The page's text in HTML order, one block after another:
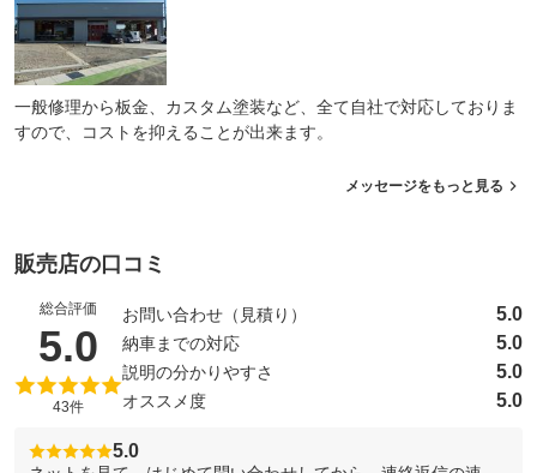
一般修理から板金、カスタム塗装など、全て自社で対応しておりま
すので、コストを抑えることが出来ます。
メッセージをもっと見る
販売店の口コミ
総合評価
5.0 （5点満点中）
43件
お問い合わせ（見積り） 5.0
納車までの対応 5.0
説明の分かりやすさ 5.0
オススメ度 5.0
5.0